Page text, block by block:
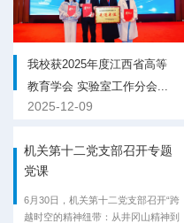
我校获2025年度江西省高等
教育学会 实验室工作分会...
2025-12-09
机关第十二党支部召开专题
党课
6月30日，机关第十二党支部召开“跨
越时空的精神纽带：从井冈山精神到